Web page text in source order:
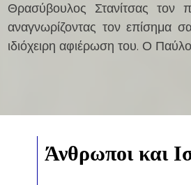
Θρασύβουλος Στανίτσας τον
αναγνωρίζοντας τον επίσημα
ιδιόχειρη αφιέρωση του. Ο
Άνθρωποι και